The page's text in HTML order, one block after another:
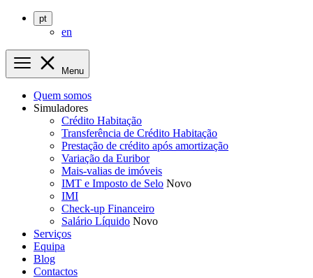
pt
en
Menu
Quem somos
Simuladores
Crédito Habitação
Transferência de Crédito Habitação
Prestação de crédito após amortização
Variação da Euribor
Mais-valias de imóveis
IMT e Imposto de Selo Novo
IMI
Check-up Financeiro
Salário Líquido Novo
Serviços
Equipa
Blog
Contactos